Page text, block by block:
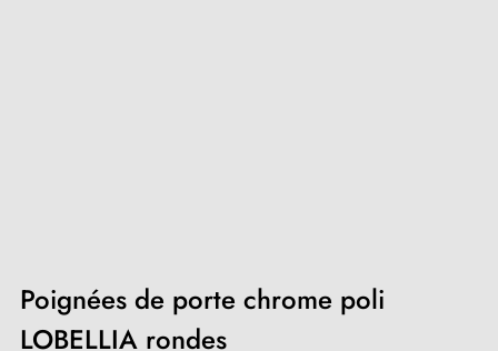
Poignées de porte chrome poli
LOBELLIA rondes